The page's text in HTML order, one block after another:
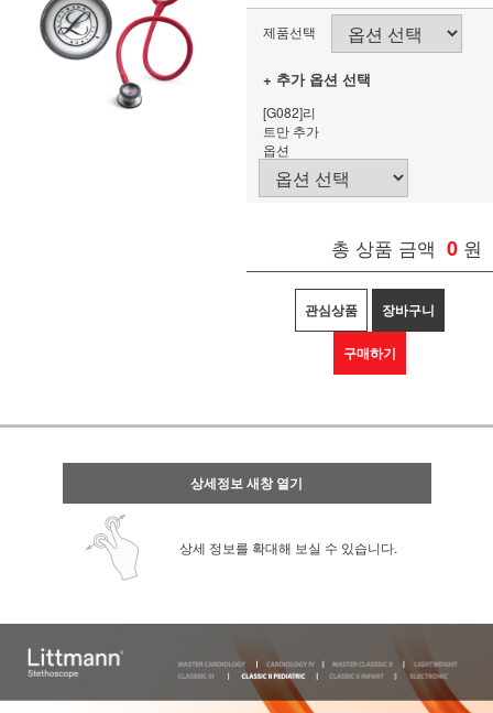
제품선택
+ 추가 옵션 선택
[G082]리
트만 추가
옵션
총 상품 금액 0 원
관심상품 장바구니
구매하기
상세정보 새창 열기
상세 정보를 확대해 보실 수 있습니다.